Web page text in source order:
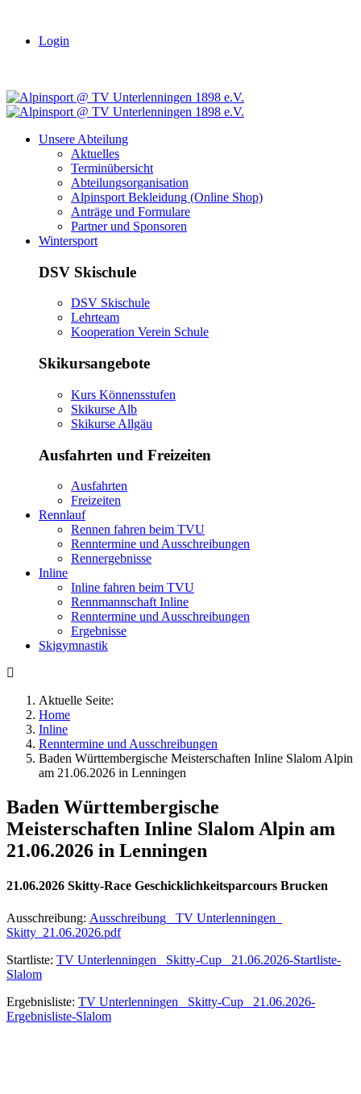
Login
Unsere Abteilung
Aktuelles
Terminübersicht
Abteilungsorganisation
Alpinsport Bekleidung (Online Shop)
Anträge und Formulare
Partner und Sponsoren
Wintersport
DSV Skischule
DSV Skischule
Lehrteam
Kooperation Verein Schule
Skikursangebote
Kurs Könnensstufen
Skikurse Alb
Skikurse Allgäu
Ausfahrten und Freizeiten
Ausfahrten
Freizeiten
Rennlauf
Rennen fahren beim TVU
Renntermine und Ausschreibungen
Rennergebnisse
Inline
Inline fahren beim TVU
Rennmannschaft Inline
Renntermine und Ausschreibungen
Ergebnisse
Skigymnastik
Aktuelle Seite:
Home
Inline
Renntermine und Ausschreibungen
Baden Württembergische Meisterschaften Inline Slalom Alpin
am 21.06.2026 in Lenningen
Baden Württembergische
Meisterschaften Inline Slalom Alpin am
21.06.2026 in Lenningen
21.06.2026 Skitty-Race Geschicklichkeitsparcours Brucken
Ausschreibung: Ausschreibung_ TV Unterlenningen_
Skitty_21.06.2026.pdf
Startliste: TV Unterlenningen_ Skitty-Cup_ 21.06.2026-Startliste-
Slalom
Ergebnisliste: TV Unterlenningen_ Skitty-Cup_ 21.06.2026-
Ergebnisliste-Slalom